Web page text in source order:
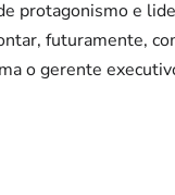
protagonismo e
futuramente,
o gerente